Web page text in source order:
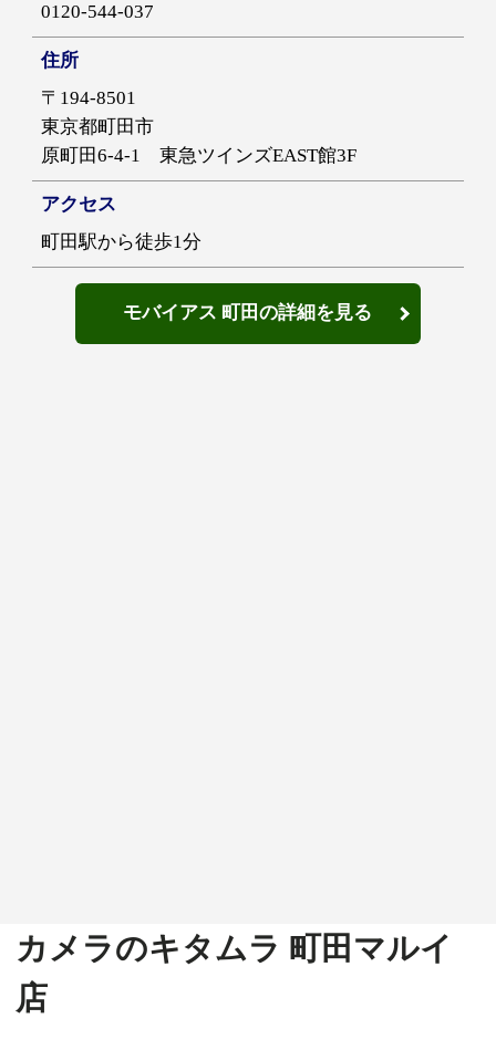
0120-544-037
住所
〒194-8501
東京都町田市
原町田6-4-1 東急ツインズEAST館3F
アクセス
町田駅から徒歩1分
モバイアス 町田の詳細を見る
カメラのキタムラ 町田マルイ
店